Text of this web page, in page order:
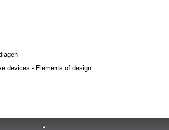
devices - Elements of design